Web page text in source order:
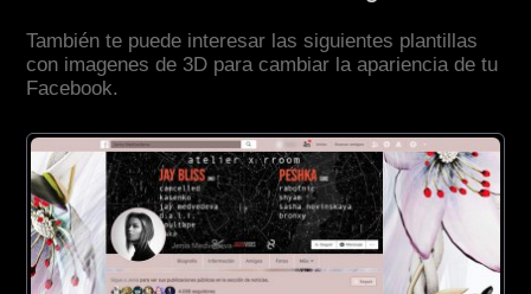
También te puede interesar las siguientes plantillas
con imagenes de 3D para cambiar la apariencia de tu
Facebook.